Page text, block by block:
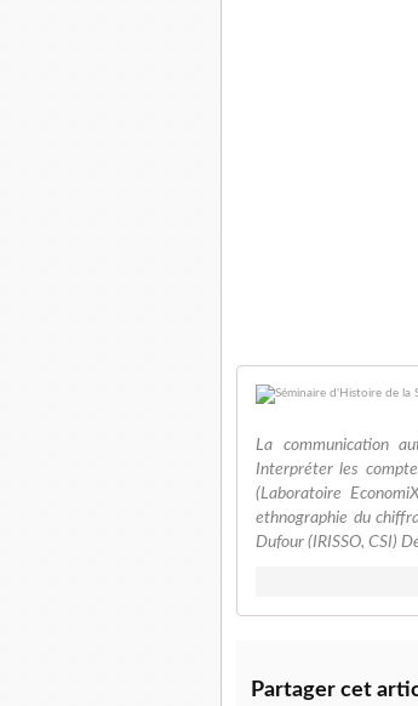
La communication
Interpréter les
(Laboratoire
ethnographie du
Dufour (IRISSO, CSI)
Partager cet